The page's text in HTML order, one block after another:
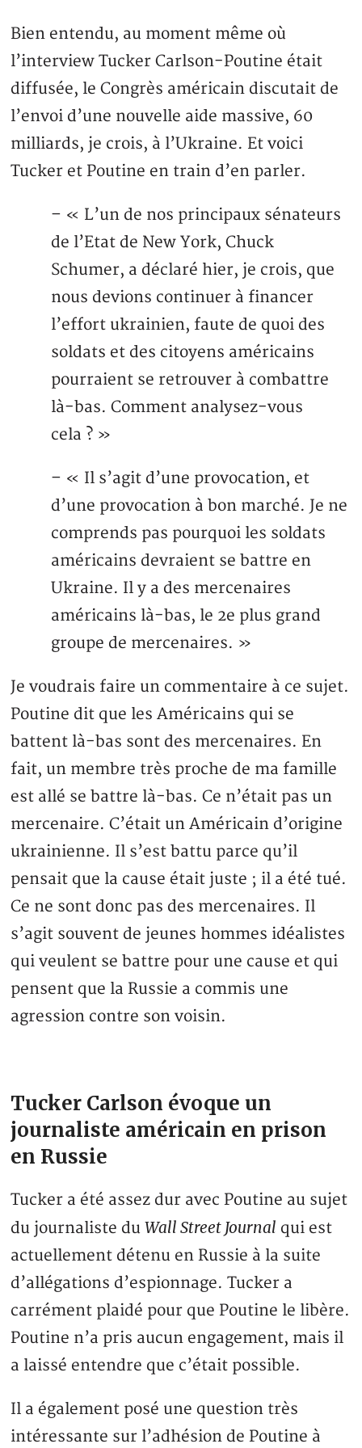
Bien entendu, au moment même où
l’interview Tucker Carlson-Poutine était
diffusée, le Congrès américain discutait de
l’envoi d’une nouvelle aide massive, 60
milliards, je crois, à l’Ukraine. Et voici
Tucker et Poutine en train d’en parler.
– « L’un de nos principaux sénateurs
de l’Etat de New York, Chuck
Schumer, a déclaré hier, je crois, que
nous devions continuer à financer
l’effort ukrainien, faute de quoi des
soldats et des citoyens américains
pourraient se retrouver à combattre
là-bas. Comment analysez-vous
cela ? »
– « Il s’agit d’une provocation, et
d’une provocation à bon marché. Je ne
comprends pas pourquoi les soldats
américains devraient se battre en
Ukraine. Il y a des mercenaires
américains là-bas, le 2e plus grand
groupe de mercenaires. »
Je voudrais faire un commentaire à ce sujet.
Poutine dit que les Américains qui se
battent là-bas sont des mercenaires. En
fait, un membre très proche de ma famille
est allé se battre là-bas. Ce n’était pas un
mercenaire. C’était un Américain d’origine
ukrainienne. Il s’est battu parce qu’il
pensait que la cause était juste ; il a été tué.
Ce ne sont donc pas des mercenaires. Il
s’agit souvent de jeunes hommes idéalistes
qui veulent se battre pour une cause et qui
pensent que la Russie a commis une
agression contre son voisin.
Tucker Carlson évoque un
journaliste américain en prison
en Russie
Tucker a été assez dur avec Poutine au sujet
du journaliste duWall Street Journal qui est
actuellement détenu en Russie à la suite
d’allégations d’espionnage. Tucker a
carrément plaidé pour que Poutine le libère.
Poutine n’a pris aucun engagement, mais il
a laissé entendre que c’était possible.
Il a également posé une question très
intéressante sur l’adhésion de Poutine à